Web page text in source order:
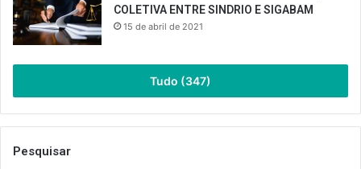
COLETIVA ENTRE SINDRIO E SIGABAM
15 de abril de 2021
Tudo (347)
Pesquisar